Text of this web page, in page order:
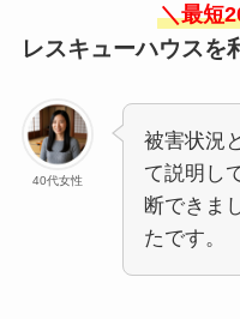
＼最短
レスキューハウスを
40代女性
被害状況
て説明し
断できま
たです。